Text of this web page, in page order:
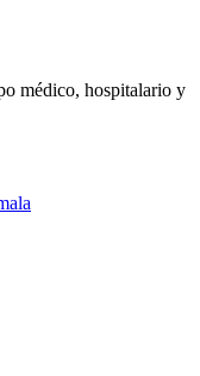
médico, hospitalario y